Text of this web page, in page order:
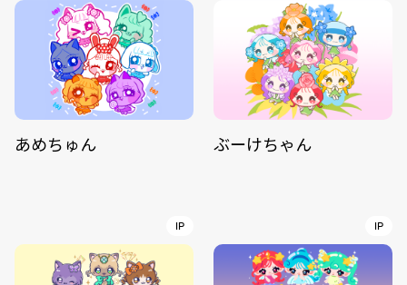
あめちゅん ぶーけちゃん
IP IP